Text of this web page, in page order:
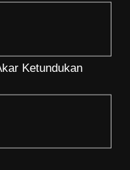
Ketundukan